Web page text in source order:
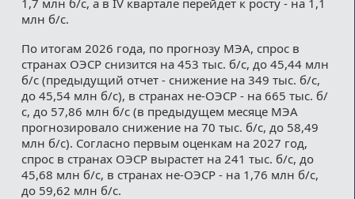
млн б/с.
По итогам 2026 года, по прогнозу МЭА, спрос в
странах ОЭСР снизится на 453 тыс. б/с, до 45,44 млн
б/с (предыдущий отчет - снижение на 349 тыс. б/с,
до 45,54 млн б/с), в странах не-ОЭСР - на 665 тыс. б/
с, до 57,86 млн б/с (в предыдущем месяце МЭА
прогнозировало снижение на 70 тыс. б/с, до 58,49
млн б/с). Согласно первым оценкам на 2027 год,
спрос в странах ОЭСР вырастет на 241 тыс. б/с, до
45,68 млн б/с, в странах не-ОЭСР - на 1,76 млн б/с,
до 59,62 млн б/с.